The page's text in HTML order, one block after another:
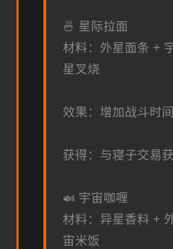
🍜 星际拉面
材料：外星面条 +
星叉烧
效果：增加战斗时
获得：与寝子交易
🍛 宇宙咖喱
材料：异星香料 +
宙米饭